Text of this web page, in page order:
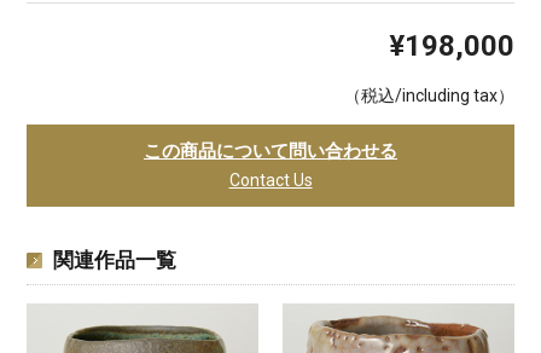
¥198,000
（税込/including tax）
この商品について問い合わせる
Contact Us
関連作品一覧